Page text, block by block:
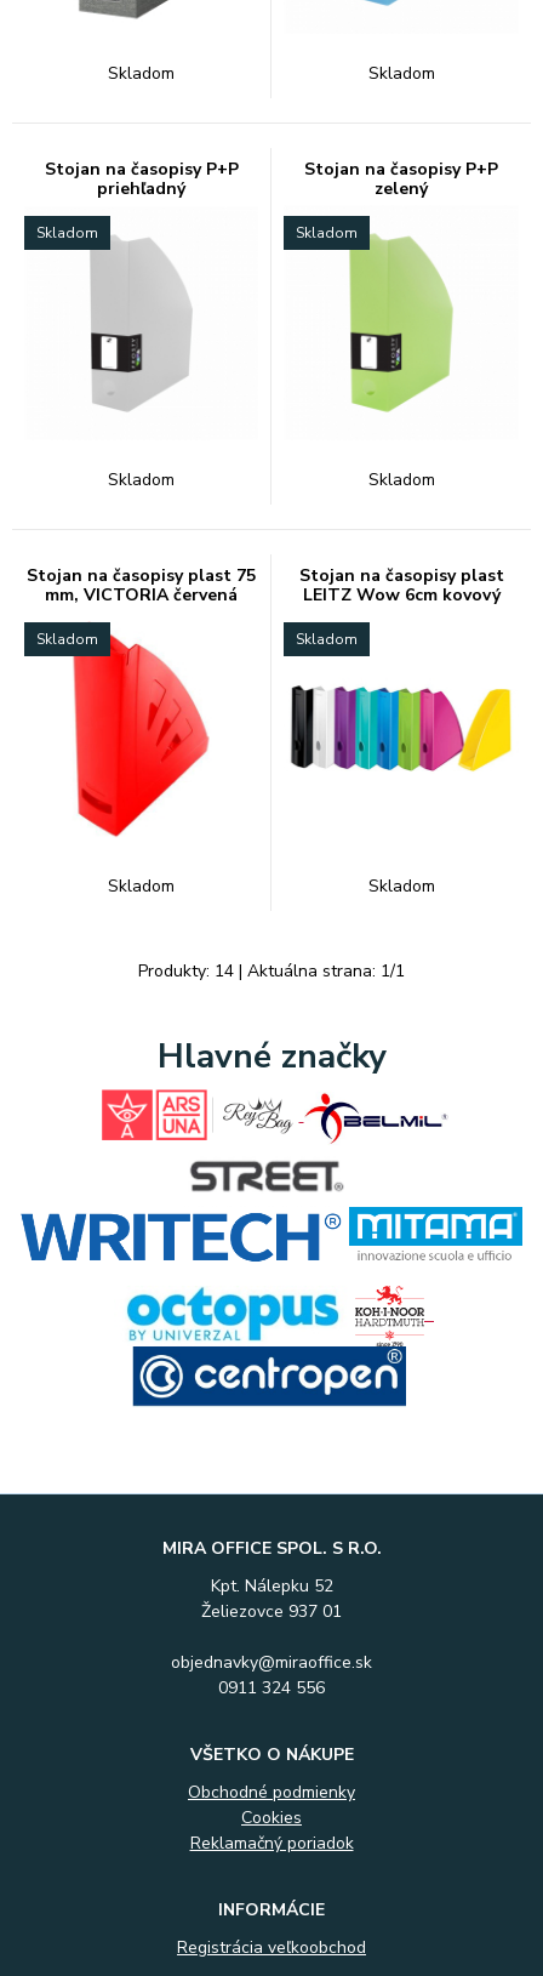
Skladom Skladom
Stojan na časopisy P+P
priehľadný
Skladom
Skladom
Stojan na časopisy P+P
zelený
Skladom
Skladom
Stojan na časopisy plast 75
mm, VICTORIA červená
Skladom
Skladom
Stojan na časopisy plast
LEITZ Wow 6cm kovový
Skladom
Skladom
Produkty: 14 | Aktuálna strana: 1/1
Hlavné značky
MIRA OFFICE SPOL. S R.O.
Kpt. Nálepku 52
Želiezovce 937 01
objednavky@miraoffice.sk
0911 324 556
VŠETKO O NÁKUPE
Obchodné podmienky
Cookies
Reklamačný poriadok
INFORMÁCIE
Registrácia veľkoobchod